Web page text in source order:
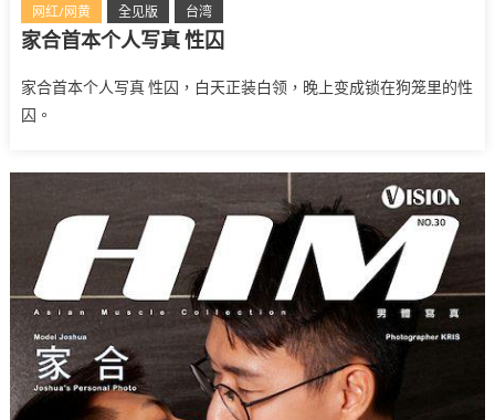
网红/网黄 全见版 台湾
家合首本个人写真 性囚
家合首本个人写真 性囚，白天正装白领，晚上变成锁在狗笼里的性
囚。